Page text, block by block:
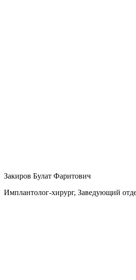
Закиров Булат Фаритович
Имплантолог-хирург, Заведующий